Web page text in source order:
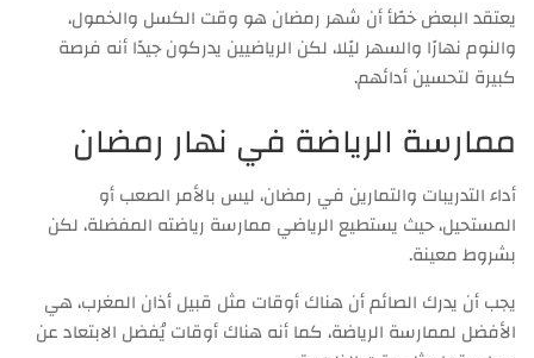
يعتقد البعض خطًأ أن شهر رمضان هو وقت الكسل والخمول،
والنوم نهارًا والسهر ليًلا، لكن الرياضيين يدركون جيدًا أنه فرصة
كبيرة لتحسين أدائهم.
ممارسة الرياضة في نهار رمضان
أداء التدريبات والتمارين في رمضان، ليس بالأمر الصعب أو
المستحيل، حيث يستطيع الرياضي ممارسة رياضته المفضلة، لكن
بشروط معينة.
يجب أن يدرك الصائم أن هناك أوقات مثل قبيل أذان المغرب، هي
الأفضل لممارسة الرياضة، كما أنه هناك أوقات يُفضل الابتعاد عن